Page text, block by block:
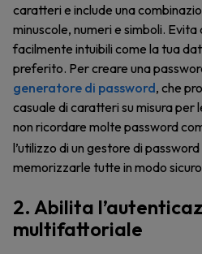
caratteri e include una
minuscole, numeri e simboli.
facilmente intuibili come la tua
preferito. Per creare una
generatore di password, che
casuale di caratteri su misura per
non ricordare molte password
l’utilizzo di un gestore di
memorizzarle tutte in modo
2. Abilita
multifattoriale